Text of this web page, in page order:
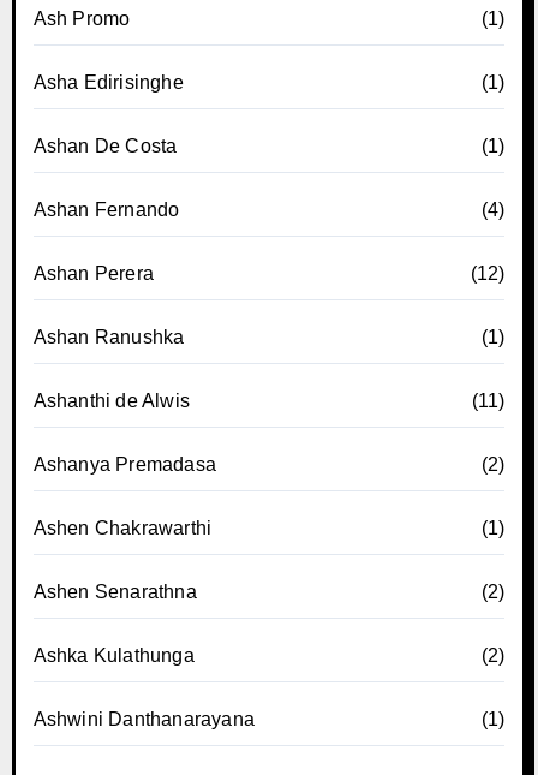
Ash Promo (1)
Asha Edirisinghe (1)
Ashan De Costa (1)
Ashan Fernando (4)
Ashan Perera (12)
Ashan Ranushka (1)
Ashanthi de Alwis (11)
Ashanya Premadasa (2)
Ashen Chakrawarthi (1)
Ashen Senarathna (2)
Ashka Kulathunga (2)
Ashwini Danthanarayana (1)